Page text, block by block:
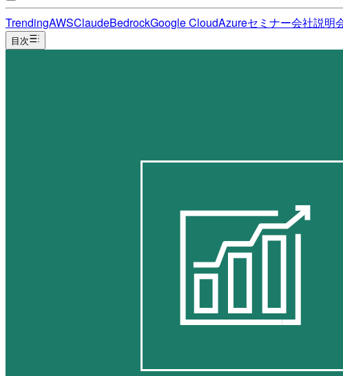
TrendingAWSClaudeBedrockGoogle CloudAzureセミナー会社説明
目次